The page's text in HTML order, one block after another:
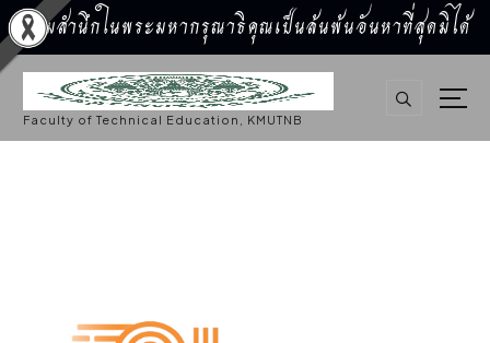
น้อมสำนึกในพระมหากรุณาธิคุณเป็นล้นพ้นอันหาที่สุดมิได้
S
k
o
Faculty of Technical Education, KMUTNB